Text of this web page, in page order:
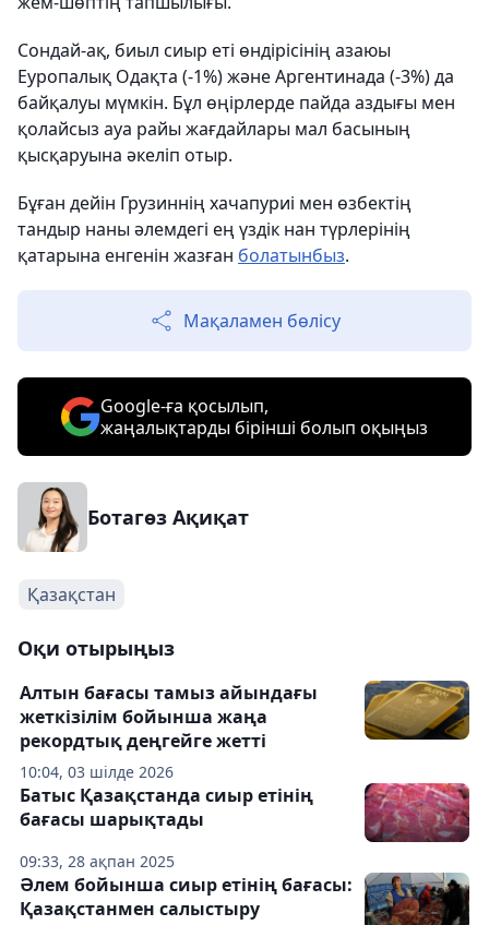
Сондай-ақ, биыл сиыр еті өндірісінің азаюы
Еуропалық Одақта (-1%) және Аргентинада (-3%) да
байқалуы мүмкін. Бұл өңірлерде пайда аздығы мен
қолайсыз ауа райы жағдайлары мал басының
қысқаруына әкеліп отыр.
Бұған дейін Грузиннің хачапуриі мен өзбектің
тандыр наны әлемдегі ең үздік нан түрлерінің
қатарына енгенін жазған болатынбыз.
Мақаламен бөлісу
Google-ға қосылып,
жаңалықтарды бірінші болып оқыңыз
Ботагөз Ақиқат
Қазақстан
Оқи отырыңыз
10:04, 03 шілде 2026
Алтын бағасы тамыз айындағы
жеткізілім бойынша жаңа
рекордтық деңгейге жетті
09:33, 28 ақпан 2025
Батыс Қазақстанда сиыр етінің
бағасы шарықтады
Әлем бойынша сиыр етінің бағасы:
Қазақстанмен салыстыру